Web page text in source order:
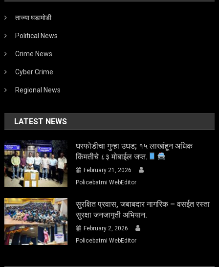
ताज्या घडामोडी
Political News
Crime News
Cyber Crime
Regional News
LATEST NEWS
घरफोडीचा गुन्हा उघड; १५ लाखांहून अधिक
किंमतीचे ८३ मोबाईल जप्त.
February 21, 2026
Policebatmi WebEditor
सुरक्षित प्रवास, जबाबदार नागरिक – वसईत रस्ता
सुरक्षा जनजागृती अभियान.
February 2, 2026
Policebatmi WebEditor